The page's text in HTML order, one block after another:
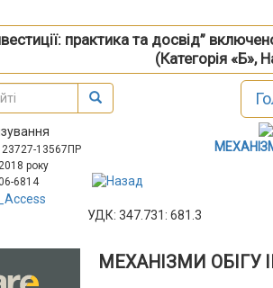
практика та досвід”
(Категорія «Б»,
13567ПР
року
6814
УДК: 347.731: 681.3
МЕХАНІЗМИ ОБІГУ